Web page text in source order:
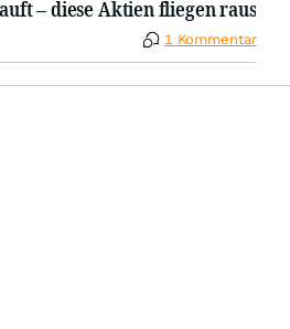
– diese Aktien fliegen raus
1 Kommentar